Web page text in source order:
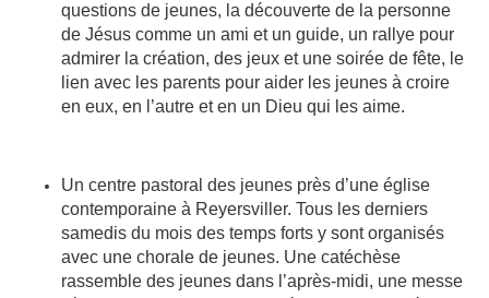
questions de jeunes, la découverte de la personne
de Jésus comme un ami et un guide, un rallye pour
admirer la création, des jeux et une soirée de fête, le
lien avec les parents pour aider les jeunes à croire
en eux, en l’autre et en un Dieu qui les aime.
Un centre pastoral des jeunes près d’une église
contemporaine à Reyersviller. Tous les derniers
samedis du mois des temps forts y sont organisés
avec une chorale de jeunes. Une catéchèse
rassemble des jeunes dans l’après-midi, une messe